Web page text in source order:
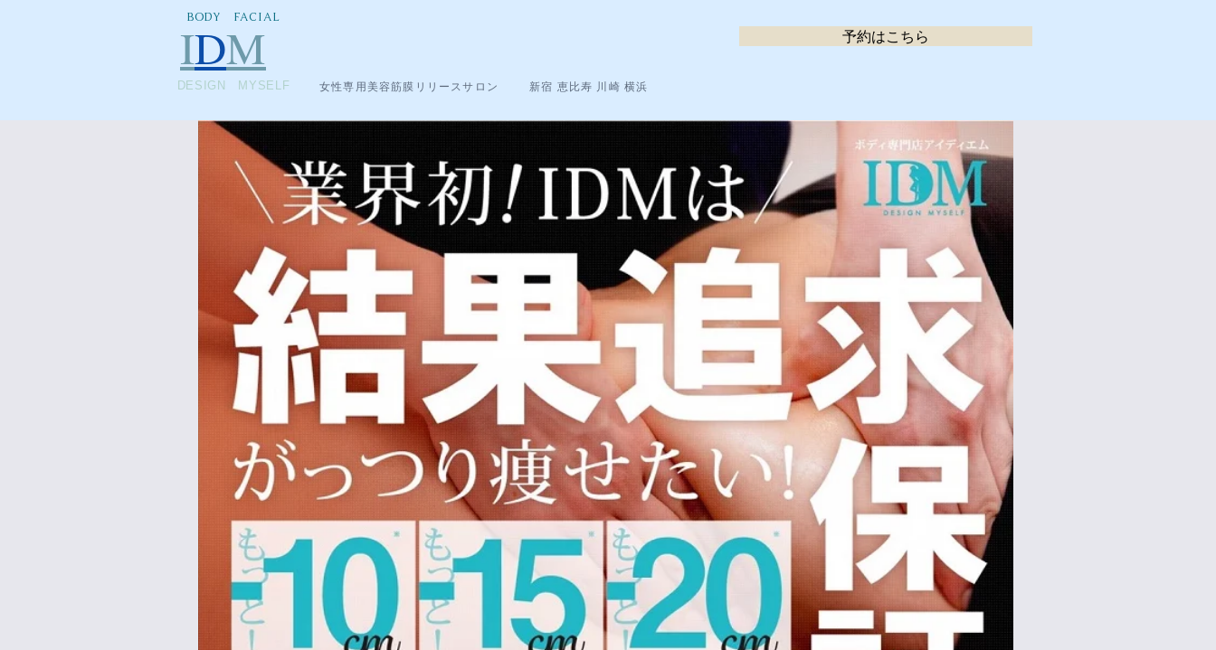
BODY FACIAL
IDM
DESIGN MYSELF 女性専用美容筋膜リリースサロン 新宿 恵比寿 川崎 横浜
予約はこちら